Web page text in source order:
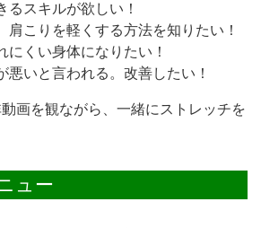
るスキルが欲しい！
肩こりを軽くする方法を知りたい！
にくい身体になりたい！
悪いと言われる。改善したい！
画を観ながら、一緒にストレッチを
ュー